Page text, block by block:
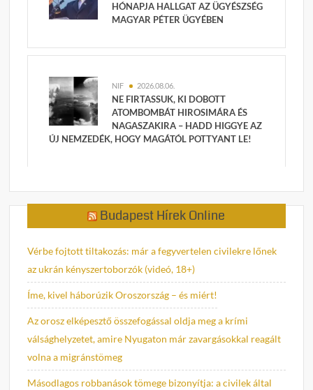
HÓNAPJA HALLGAT AZ ÜGYÉSZSÉG
MAGYAR PÉTER ÜGYÉBEN
NIF 2026.08.06.
NE FIRTASSUK, KI DOBOTT
ATOMBOMBÁT HIROSIMÁRA ÉS
NAGASZAKIRA – HADD HIGGYE AZ
ÚJ NEMZEDÉK, HOGY MAGÁTÓL POTTYANT LE!
Budapest Hírek Online
Vérbe fojtott tiltakozás: már a fegyvertelen civilekre lőnek
az ukrán kényszertoborzók (videó, 18+)
Íme, kivel háborúzik Oroszország – és miért!
Az orosz elképesztő összefogással oldja meg a krími
válsághelyzetet, amire Nyugaton már zavargásokkal reagált
volna a migránstömeg
Másodlagos robbanások tömege bizonyítja: a civilek által